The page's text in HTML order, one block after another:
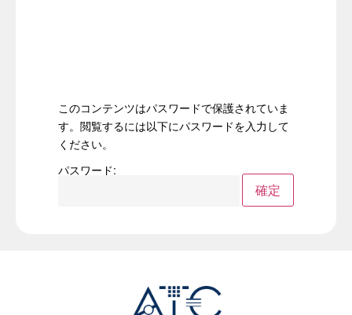
このコンテンツはパスワードで保護されていま
す。閲覧するには以下にパスワードを入力して
ください。
パスワード: